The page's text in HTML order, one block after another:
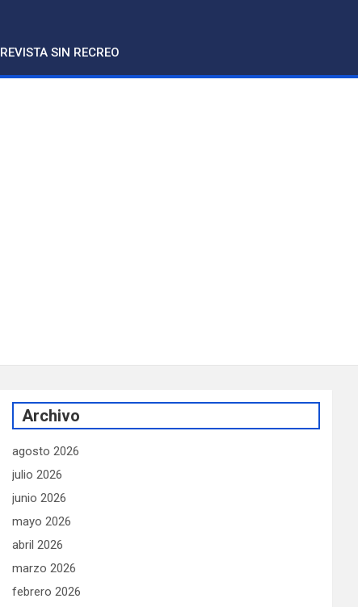
REVISTA SIN RECREO
Archivo
agosto 2026
julio 2026
junio 2026
mayo 2026
abril 2026
marzo 2026
febrero 2026